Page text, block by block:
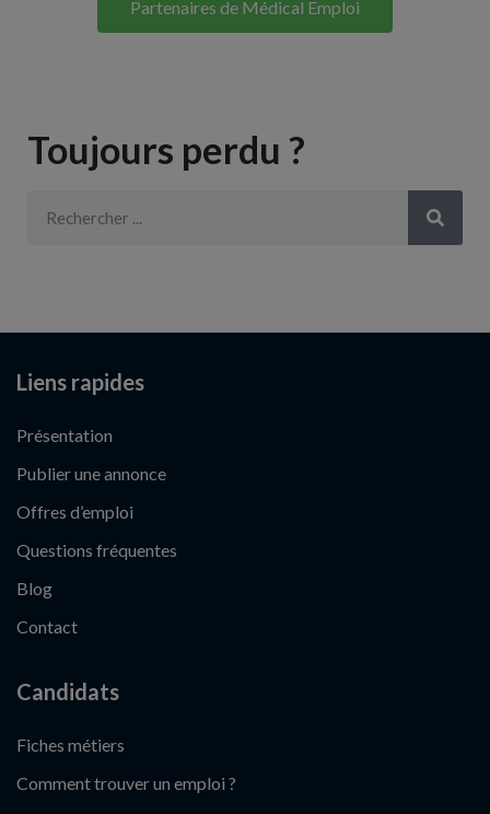
Partenaires de Médical Emploi
Toujours perdu ?
Liens rapides
Présentation
Publier une annonce
Offres d’emploi
Questions fréquentes
Blog
Contact
Candidats
Fiches métiers
Comment trouver un emploi ?